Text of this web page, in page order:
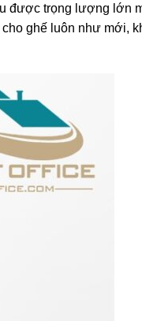
được trọng lượng lớn
ghế luôn như mới,